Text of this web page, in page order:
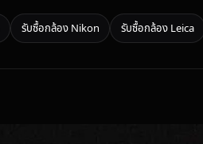
รับซื้อกล้อง Nikon รับซื้อกล้อง Leica